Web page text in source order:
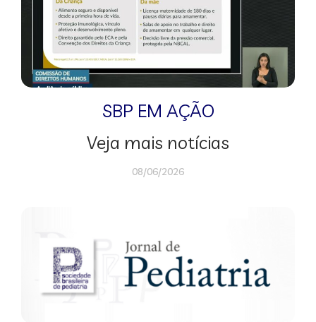
SBP EM AÇÃO
Veja mais notícias
08/06/2026